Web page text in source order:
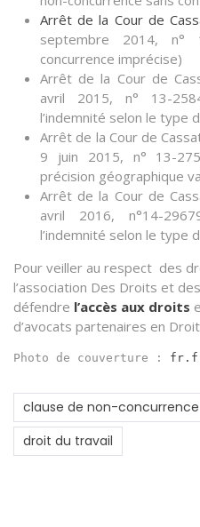
Arrêt de la Cour de
septembre 2014, n°
concurrence imprécise)
Arrêt de la Cour de
avril 2015, n° 13-
l’indemnité selon le type
Arrêt de la Cour de
9 juin 2015, n° 13-
précision géographique
Arrêt de la Cour de
avril 2016, n°14-
l’indemnité selon le type
Pour veiller au respect des
l’association Des Droits et
défendre l’accès aux droits
d’avocats partenaires en
Photo de couverture :
clause de non-concurrence
droit du travail